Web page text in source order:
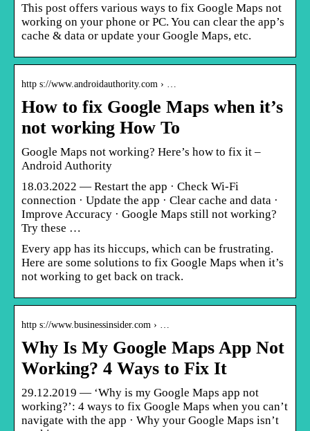
This post offers various ways to fix Google Maps not
working on your phone or PC. You can clear the app’s
cache & data or update your Google Maps, etc.
http s://www.androidauthority.com › …
How to fix Google Maps when it’s
not working How To
Google Maps not working? Here’s how to fix it –
Android Authority
18.03.2022 — Restart the app · Check Wi-Fi
connection · Update the app · Clear cache and data ·
Improve Accuracy · Google Maps still not working?
Try these …
Every app has its hiccups, which can be frustrating.
Here are some solutions to fix Google Maps when it’s
not working to get back on track.
http s://www.businessinsider.com › …
Why Is My Google Maps App Not
Working? 4 Ways to Fix It
29.12.2019 — ‘Why is my Google Maps app not
working?’: 4 ways to fix Google Maps when you can’t
navigate with the app · Why your Google Maps isn’t